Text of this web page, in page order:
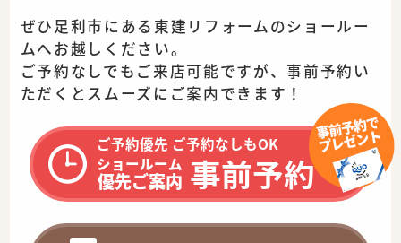
ぜひ足利市にある東建リフォームのショールー
ムへお越しください。
ご予約なしでもご来店可能ですが、事前予約い
ただくとスムーズに ご案内できます！
ご予約優先 ご予約なしもOK
ショールーム
優先ご案内 事前予約